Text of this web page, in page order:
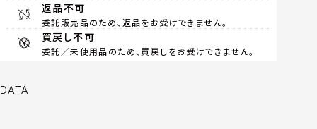
返品不可
委託販売品のため、返品をお受けできません。
買戻し不可
委託／未使用品のため、買戻しをお受けできません。
DATA